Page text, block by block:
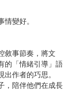
變好。
敘事節奏，將文
的「情緒引導」語
作者的巧思。
，陪伴他們在成長